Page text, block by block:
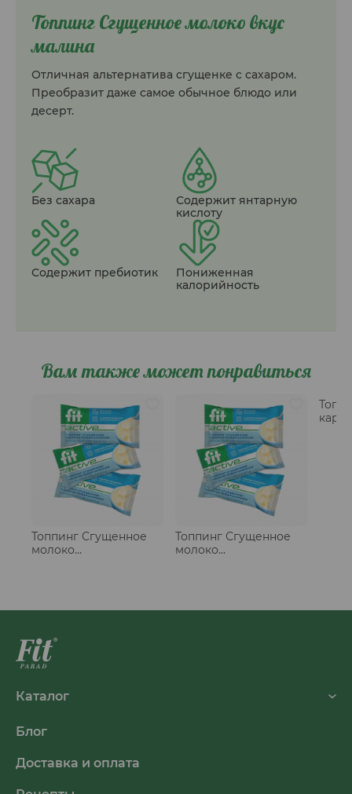
Топпинг Сгущенное молоко вкус
малина
Отличная альтернатива сгущенке с сахаром.
Преобразит даже самое обычное блюдо или
десерт.
Без сахара
Содержит янтарную
кислоту
Содержит пребиотик
Пониженная
калорийность
Вам также может понравиться
Топпинг Сгущенное
молоко
Топпинг Сгущенное
молоко
Каталог
Блог
Доставка и оплата